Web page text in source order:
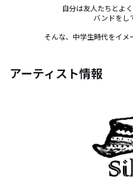
自分は友人たちとよ
バンドをし
そんな、中学生時代をイメ
アーティスト情報